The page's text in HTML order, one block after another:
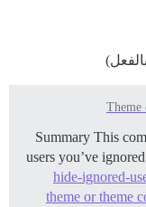
Theme
Summary This
users you’ve ignored
hide-ignored-
theme or theme